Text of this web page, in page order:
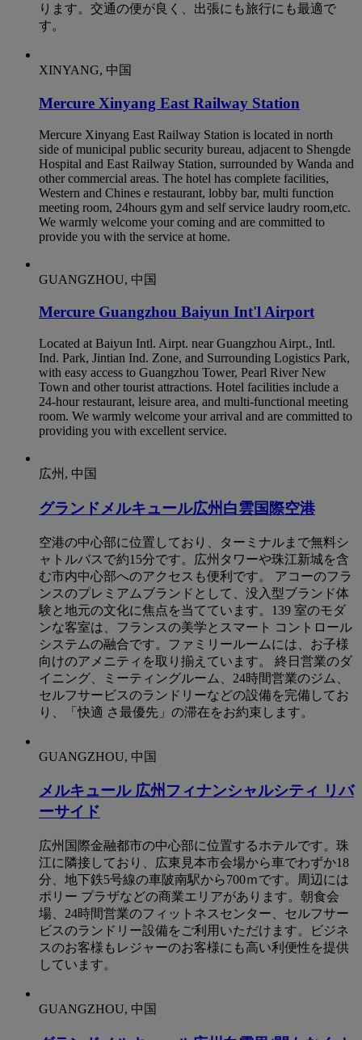
ります。交通の便が良く、出張にも旅行にも最適で
す。
XINYANG, 中国
Mercure Xinyang East Railway Station
Mercure Xinyang East Railway Station is located in north
side of municipal public security bureau, adjacent to Shengde
Hospital and East Railway Station, surrounded by Wanda and
other commercial areas. The hotel has complete facilities,
Western and Chines e restaurant, lobby bar, multi function
meeting room, 24hours gym and self service laudry room,etc.
We warmly welcome your coming and are committed to
provide you with the service at home.
GUANGZHOU, 中国
Mercure Guangzhou Baiyun Int'l Airport
Located at Baiyun Intl. Airpt. near Guangzhou Airpt., Intl.
Ind. Park, Jintian Ind. Zone, and Surrounding Logistics Park,
with easy access to Guangzhou Tower, Pearl River New
Town and other tourist attractions. Hotel facilities include a
24-hour restaurant, leisure area, and multi-functional meeting
room. We warmly welcome your arrival and are committed to
providing you with excellent service.
広州, 中国
グランドメルキュール広州白雲国際空港
空港の中心部に位置しており、ターミナルまで無料シ
ャトルバスで約15分です。広州タワーや珠江新城を含
む市内中心部へのアクセスも便利です。 アコーのフラ
ンスのプレミアムブランドとして、没入型ブランド体
験と地元の文化に焦点を当てています。139 室のモダ
ンな客室は、フランスの美学とスマート コントロール
システムの融合です。ファミリールームには、お子様
向けのアメニティを取り揃えています。 終日営業のダ
イニング、ミーティングルーム、24時間営業のジム、
セルフサービスのランドリーなどの設備を完備してお
り、「快適 さ最優先」の滞在をお約束します。
GUANGZHOU, 中国
メルキュール 広州フィナンシャルシティ リバ
ーサイド
広州国際金融都市の中心部に位置するホテルです。珠
江に隣接しており、広東見本市会場から車でわずか18
分、地下鉄5号線の車陂南駅から700ｍです。周辺には
ポリー プラザなどの商業エリアがあります。朝食会
場、24時間営業のフィットネスセンター、セルフサー
ビスのランドリー設備をご利用いただけます。ビジネ
スのお客様もレジャーのお客様にも高い利便性を提供
しています。
GUANGZHOU, 中国